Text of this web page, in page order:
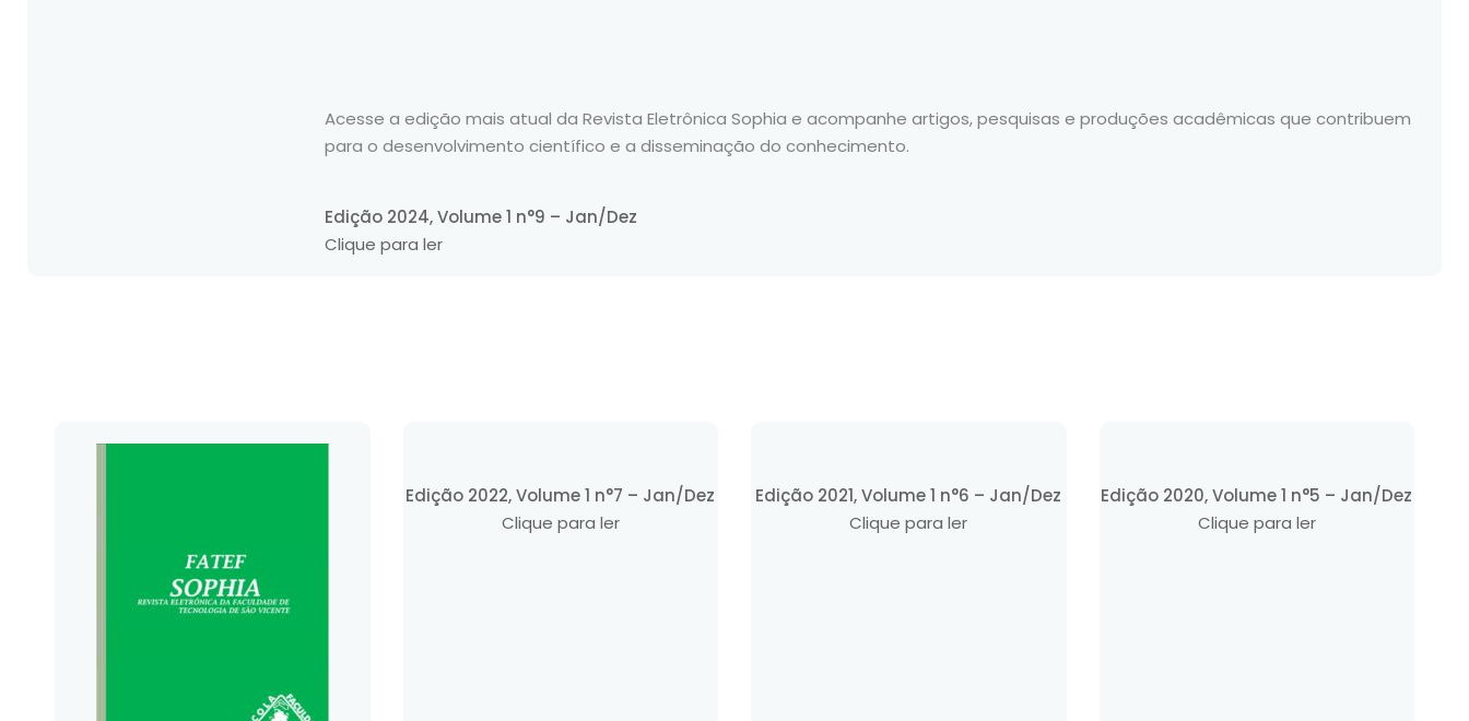
Acesse a edição mais atual da Revista Eletrônica Sophia e acompanhe artigos, pesquisas e produções acadêmicas que contribuem
para o desenvolvimento científico e a disseminação do conhecimento.
Edição 2024, Volume 1 n°9 – Jan/Dez
Clique para ler
Edição 2022, Volume 1 n°7 – Jan/Dez
Clique para ler
Edição 2021, Volume 1 n°6 – Jan/Dez
Clique para ler
Edição 2020, Volume 1 n°5 – Jan/Dez
Clique para ler